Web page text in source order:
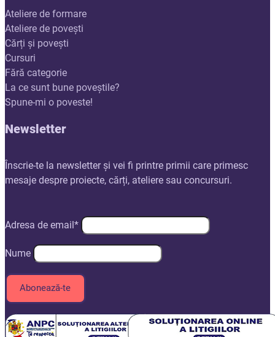
Ateliere de formare
Ateliere de povești
Cărți și povești
Cursuri
Fără categorie
La ce sunt bune poveștile?
Spune-mi o poveste!
Newsletter
Înscrie-te la newsletter și vei fi printre primii care primesc
mesaje despre proiecte, cărți, ateliere sau concursuri.
Adresa de email*
Nume